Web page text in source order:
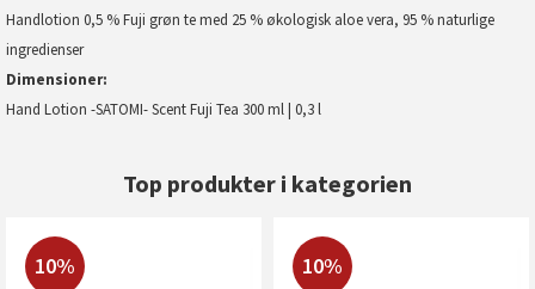
Handlotion 0,5 % Fuji grøn te med 25 % økologisk aloe vera, 95 % naturlige
ingredienser
Dimensioner
Hand Lotion -SATOMI- Scent Fuji Tea 300 ml | 0,3 l
Top produkter i kategorien
10% 10%